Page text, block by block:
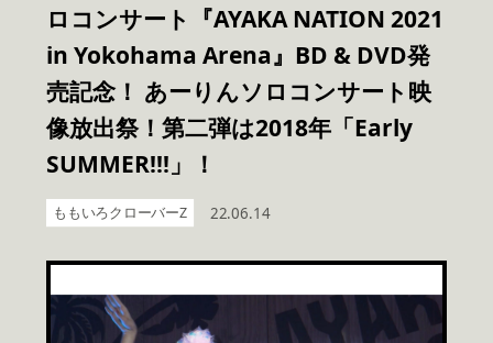
ロコンサート『AYAKA NATION 2021
in Yokohama Arena』BD & DVD発
売記念！ あーりんソロコンサート映
像放出祭！第二弾は2018年「Early
SUMMER!!!」！
ももいろクローバーZ 22.06.14